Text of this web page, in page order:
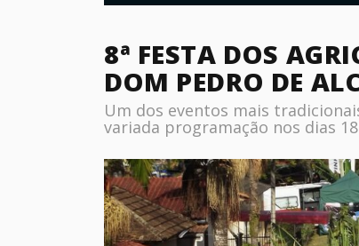
8ª FESTA DOS
DOM PEDRO DE
Um dos eventos mais
variada programação nos dias